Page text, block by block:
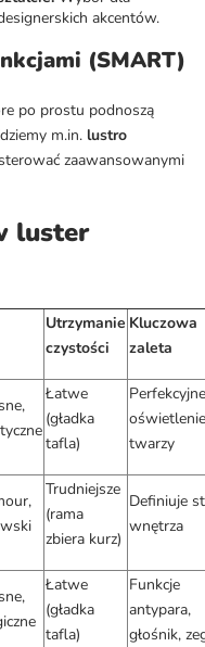
akcentów.
(SMART)
po prostu podnoszą
m.in. lustro
zaawansowanymi
luster
Utrzymanie
czystości
Kluczowa
zaleta
Łatwe
(gładka
tafla)
Perfekcyjne
oświetlenie
twarzy
Trudniejsze
(rama
zbiera kurz)
Definiuje
wnętrza
Łatwe
(gładka
tafla)
Funkcje
antypara,
głośnik,